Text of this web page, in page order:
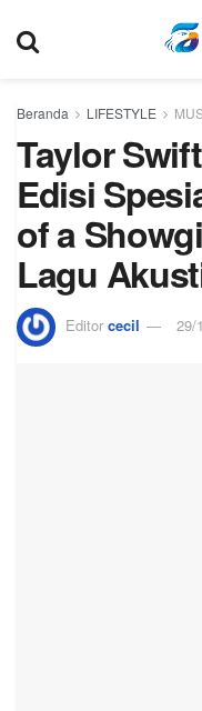
Beranda LIFESTYLE
Taylor
Edisi
of a
Lagu
Editor cecil 29/